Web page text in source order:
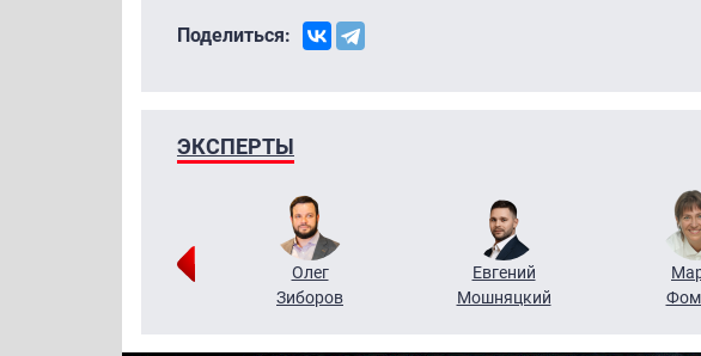
Поделиться:
ЭКСПЕРТЫ
Олег
Зиборов
Евгений
Мошняцкий